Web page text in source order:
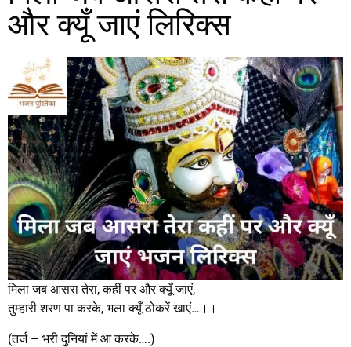
और क्यूँ जाएं लिरिक्स
मिला जब आसरा तेरा, कहीं पर और क्यूँ जाएं,
तुम्हारी शरण पा करके, भला क्यूँ ठोकरें खाएं…।।
(तर्ज – भरी दुनियां में आ करके….)